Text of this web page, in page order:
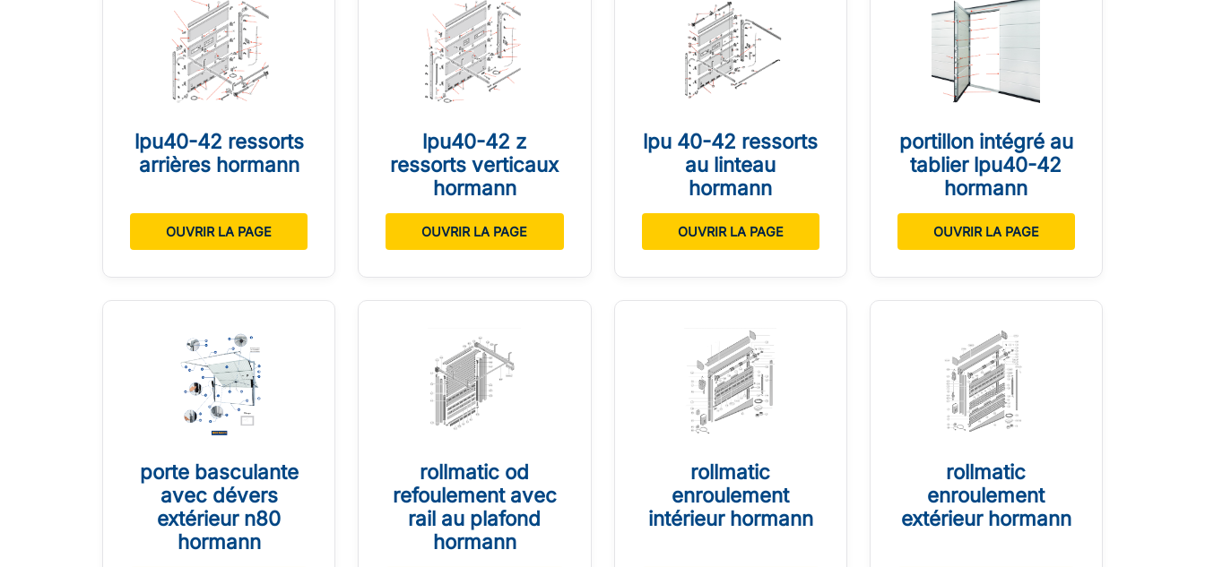
lpu40-42 ressorts
arrières hormann
OUVRIR LA PAGE
lpu40-42 z
ressorts verticaux
hormann
OUVRIR LA PAGE
lpu 40-42 ressorts
au linteau
hormann
OUVRIR LA PAGE
portillon intégré au
tablier lpu40-42
hormann
OUVRIR LA PAGE
porte basculante
avec dévers
extérieur n80
hormann
rollmatic od
refoulement avec
rail au plafond
hormann
rollmatic
enroulement
intérieur hormann
rollmatic
enroulement
extérieur hormann